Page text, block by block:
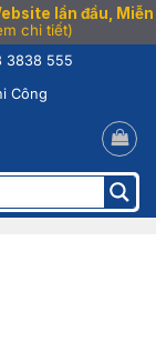
lần đầu, Miễn
chi tiết)
3838 555
Công